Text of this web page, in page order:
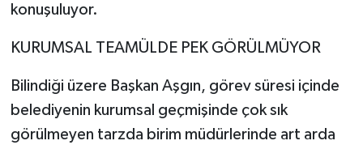
konuşuluyor.
KURUMSAL TEAMÜLDE PEK GÖRÜLMÜYOR
Bilindiği üzere Başkan Aşgın, görev süresi içinde
belediyenin kurumsal geçmişinde çok sık
görülmeyen tarzda birim müdürlerinde art arda